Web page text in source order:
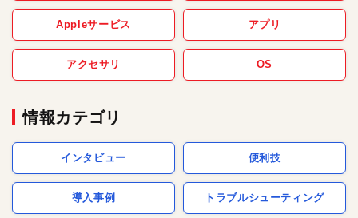
Appleサービス アプリ
アクセサリ OS
情報カテゴリ
インタビュー 便利技
導入事例 トラブルシューティング